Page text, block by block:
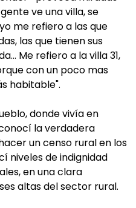
ve una villa, se
me refiero a las que
las que tienen sus
Me refiero a la villa 31,
con un poco mas
habitable".
donde vivía en
la verdadera
un censo rural en los
niveles de indignidad
en una clara
altas del sector rural.